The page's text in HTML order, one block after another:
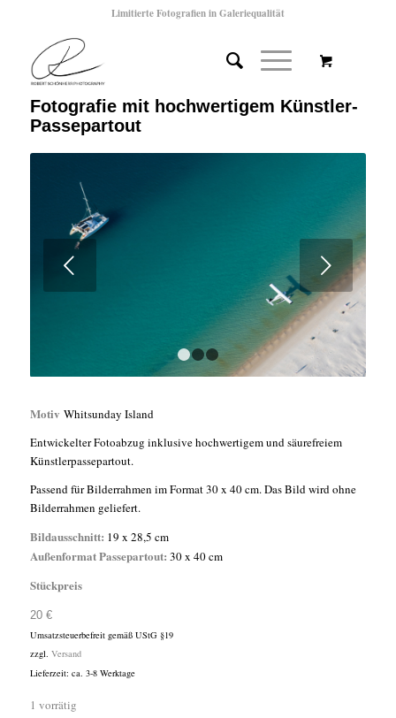
Limitierte Fotografien in Galeriequalität
Fotografie mit hochwertigem Künstler-
Passepartout
3
Motiv Whitsunday Island
Entwickelter Fotoabzug inklusive hochwertigem und säurefreiem
Künstlerpassepartout.
Passend für Bilderrahmen im Format 30 x 40 cm. Das Bild wird ohne
Bilderrahmen geliefert.
Bildausschnitt: 19 x 28,5 cm
Außenformat Passepartout: 30 x 40 cm
Stückpreis
20 €
Umsatzsteuerbefreit gemäß UStG §19
zzgl. Versand
Lieferzeit: ca. 3-8 Werktage
1 vorrätig